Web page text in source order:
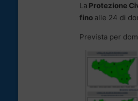
La Protezione
fino alle 24 di
Prevista per